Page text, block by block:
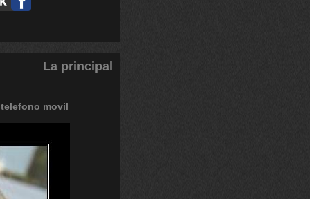
La principal
telefono movil